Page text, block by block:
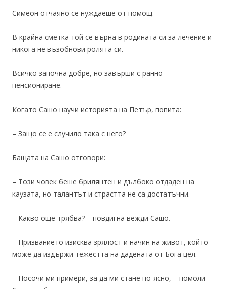
Симеон отчаяно се нуждаеше от помощ.
В крайна сметка той се върна в родината си за лечение и
никога не възобнови ролята си.
Всичко започна добре, но завърши с ранно
пенсиониране.
Когато Сашо научи историята на Петър, попита:
– Защо се е случило така с него?
Бащата на Сашо отговори:
– Този човек беше брилянтен и дълбоко отдаден на
каузата, но талантът и страстта не са достатъчни.
– Какво още трябва? – повдигна вежди Сашо.
– Призванието изисква зрялост и начин на живот, който
може да издържи тежестта на дадената от Бога цел.
– Посочи ми примери, за да ми стане по-ясно, – помоли